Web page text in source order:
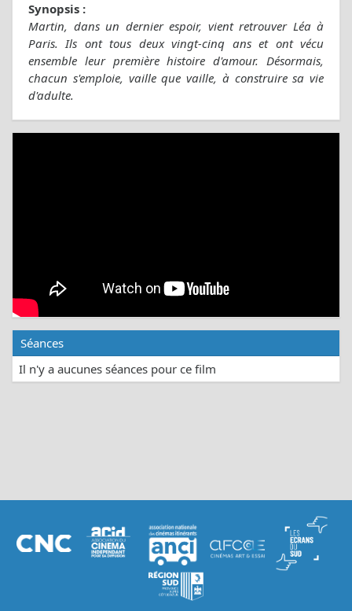
Synopsis :
Martin, dans un dernier espoir, vient retrouver Léa à
Paris. Ils ont tous deux vingt-cinq ans et ont vécu
ensemble leur première histoire d'amour. Désormais,
chacun s'emploie, vaille que vaille, à construire sa vie
d'adulte.
Séances
Il n'y a aucunes séances pour ce film